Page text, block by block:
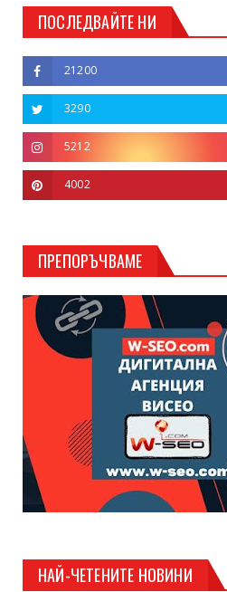
ПОСЛЕДВАЙТЕ НИ
21200
3290
5212
4002
ПРЕПОРЪЧВАМЕ
НАЙ-ЧЕТЕНИТЕ НОВИНИ